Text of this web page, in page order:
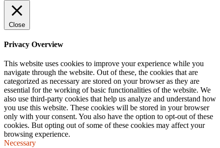
Close
Privacy Overview
This website uses cookies to improve your experience while you
navigate through the website. Out of these, the cookies that are
categorized as necessary are stored on your browser as they are
essential for the working of basic functionalities of the website. We
also use third-party cookies that help us analyze and understand how
you use this website. These cookies will be stored in your browser
only with your consent. You also have the option to opt-out of these
cookies. But opting out of some of these cookies may affect your
browsing experience.
Necessary